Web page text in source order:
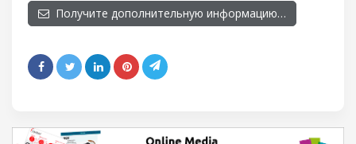
Получите дополнительную информацию…